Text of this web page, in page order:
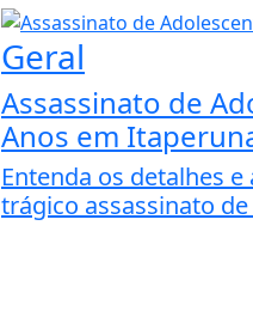
Geral
Assassinato de
Anos em
Entenda os detalhes
trágico assassinato